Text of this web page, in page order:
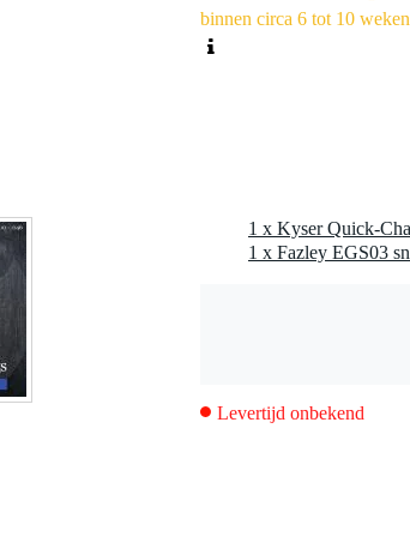
binnen circa 6 tot 10 weken
Levertijd onbekend